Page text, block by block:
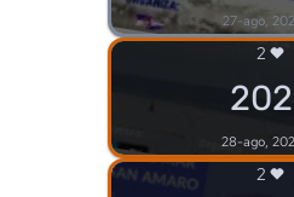
27-ago,
2
28-ago,
2